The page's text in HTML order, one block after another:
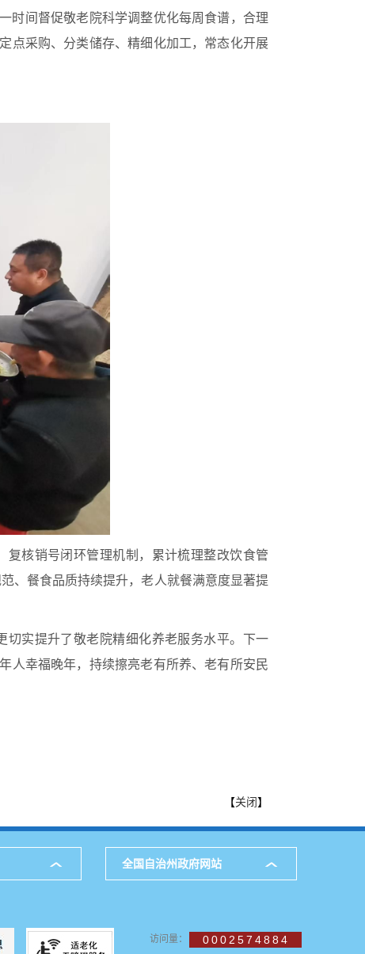
时间督促敬老院科学调整优化每周食谱，合理
点采购、分类储存、精细化加工，常态化开展
核销号闭环管理机制，累计梳理整改饮食管
、餐食品质持续提升，老人就餐满意度显著提
实提升了敬老院精细化养老服务水平。下一
人幸福晚年，持续擦亮老有所养、老有所安民
【关闭】
全国自治州政府网站
访问量： 0002574884